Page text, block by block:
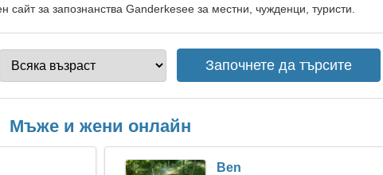
за запознанства Ganderkesee за местни, чужденци, туристи.
Мъже и жени онлайн
Ben